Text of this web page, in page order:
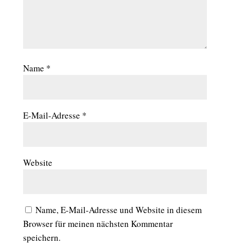
Name *
E-Mail-Adresse *
Website
Name, E-Mail-Adresse und Website in diesem
Browser für meinen nächsten Kommentar
speichern.